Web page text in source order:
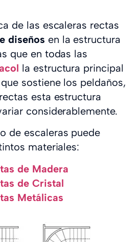
de las escaleras rectas
diseños en la estructura
que en todas las
la estructura principal
sostiene los peldaños,
esta estructura
considerablemente.
de escaleras puede
materiales:
de Madera
de Cristal
Metálicas